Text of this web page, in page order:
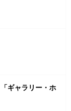
ギャラリー・ホ